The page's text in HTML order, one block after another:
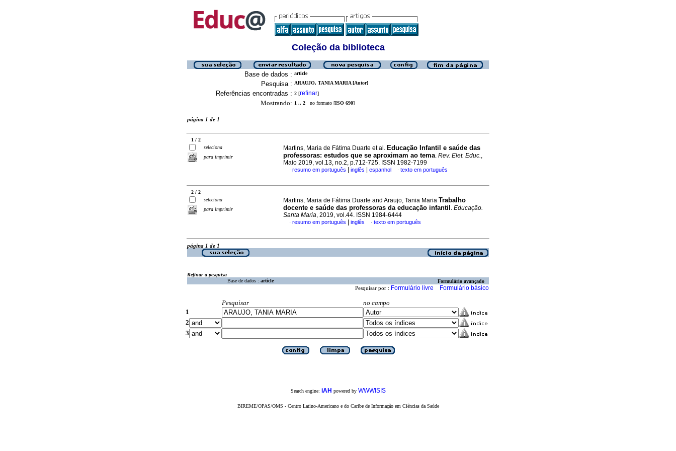
Coleção da biblioteca
Base de dados : article
Pesquisa : ARAUJO, TANIA MARIA [Autor]
Referências encontradas : 2 [refinar]
Mostrando: 1 .. 2 no formato [ISO 690]
página 1 de 1
1 / 2
seleciona
para imprimir
Martins, Maria de Fátima Duarte et al. Educação Infantil e saúde das
professoras: estudos que se aproximam ao tema. Rev. Elet. Educ.,
Maio 2019, vol.13, no.2, p.712-725. ISSN 1982-7199
· resumo em português inglês espanhol · texto em português
2 / 2
seleciona
para imprimir
Martins, Maria de Fátima Duarte and Araujo, Tania Maria Trabalho
docente e saúde das professoras da educação infantil . Educação.
Santa Maria, 2019, vol.44. ISSN 1984-6444
· resumo em português inglês · texto em português
página 1 de 1
Refinar a pesquisa
Base de dados : article Formulário avançado
Pesquisar por : Formulário livre Formulário básico
Pesquisar
no campo
1
2
3
Search engine: iAH powered by WWWISIS
BIREME/OPAS/OMS - Centro Latino-Americano e do Caribe de Informação em Ciências da Saúde